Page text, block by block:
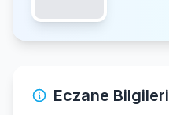
Eczane Bilgileri